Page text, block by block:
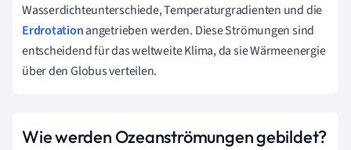
Wasserdichteunterschiede, Temperaturgradienten und die
Erdrotationangetrieben werden. Diese Strömungen sind
entscheidend für das weltweite Klima, da sie Wärmeenergie
über den Globus verteilen.
Wie werden Ozeanströmungen gebildet?